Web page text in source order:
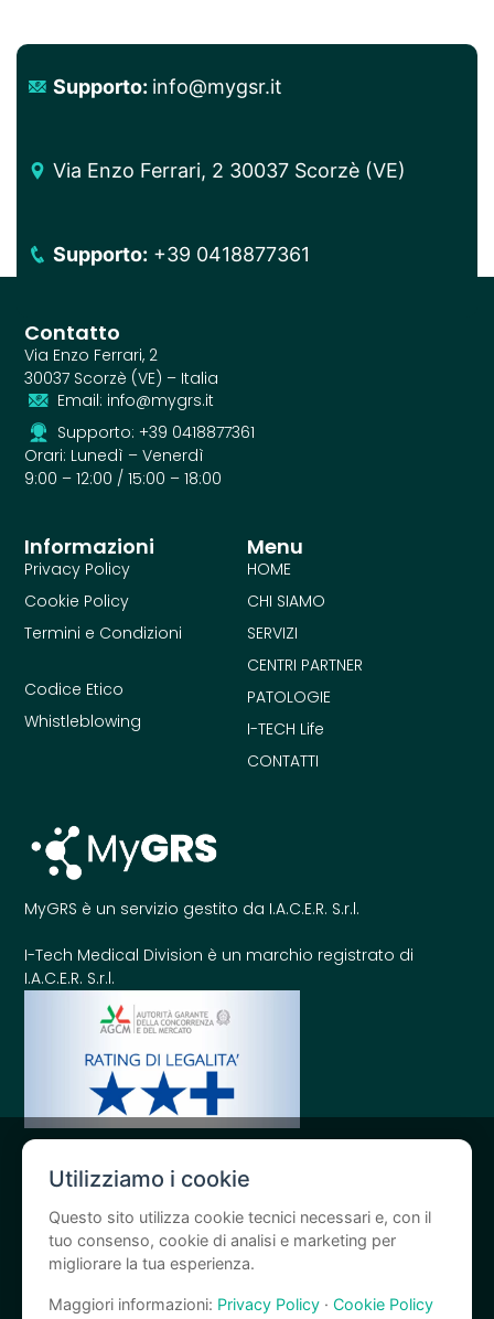
Utilizziamo i cookie
Questo sito utilizza cookie tecnici necessari e, con il
tuo consenso, cookie di analisi e marketing per
migliorare la tua esperienza.
Maggiori informazioni: Privacy Policy · Cookie Policy
Supporto: info@mygsr.it
Via Enzo Ferrari, 2 30037 Scorzè (VE)
Supporto: +39 0418877361
MyGRS è un servizio gestito da I.A.C.E.R. S.r.l.
I-Tech Medical Division è un marchio registrato di
I.A.C.E.R. S.r.l.
Menu
HOME
CHI SIAMO
SERVIZI
CENTRI PARTNER
PATOLOGIE
I-TECH Life
CONTATTI
Informazioni
Privacy Policy
Cookie Policy
Termini e Condizioni
Codice Etico
Whistleblowing
Contatto
Via Enzo Ferrari, 2
30037 Scorzè (VE) – Italia
Email: info@mygrs.it
Supporto: +39 0418877361
Orari: Lunedì – Venerdì
9:00 – 12:00 / 15:00 – 18:00
Obblighi di comunicazione per le sovvenzioni pubbliche:
di Stato e gli aiuti de minimis ricevuti dalla nostra società sono